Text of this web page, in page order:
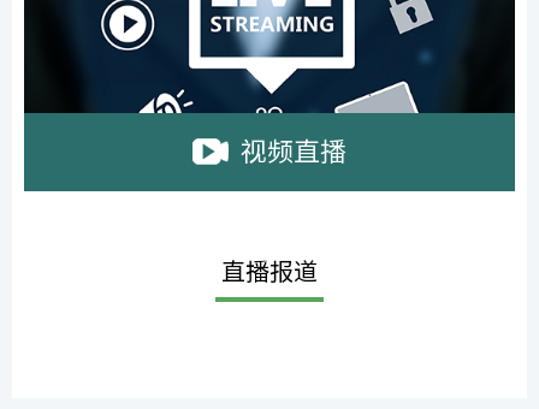
视频直播
直播报道